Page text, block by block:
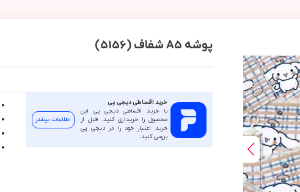
پوشه A5 شفاف (5156)
خرید اقساطی دیجی پی
با خرید اقساطی دیجی پی این
محصول را خریداری کنید. قبل از
خرید اعتبار خود را در دیجی پی
بررسی کنید.
اطلاعات بیشتر